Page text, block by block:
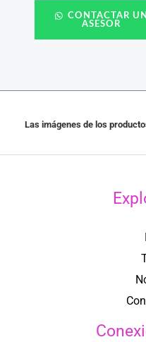
CONTACTAR UN
ASESOR
Las imágenes de los